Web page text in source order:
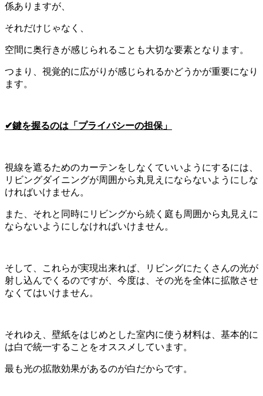
係ありますが、
それだけじゃなく、
空間に奥行きが感じられることも大切な要素となります。
つまり、視覚的に広がりが感じられるかどうかが重要になり
ます。
✔鍵を握るのは「プライバシーの担保」
視線を遮るためのカーテンをしなくていいようにするには、
リビングダイニングが周囲から丸見えにならないようにしな
ければいけません。
また、それと同時にリビングから続く庭も周囲から丸見えに
ならないようにしなければいけません。
そして、これらが実現出来れば、リビングにたくさんの光が
射し込んでくるのですが、今度は、その光を全体に拡散させ
なくてはいけません。
それゆえ、壁紙をはじめとした室内に使う材料は、基本的に
は白で統一することをオススメしています。
最も光の拡散効果があるのが白だからです。